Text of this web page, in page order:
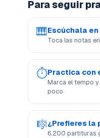
Para seguir
🎹Escúchala
Toca las notas
⏱Practica con
Marca el tempo
poco
🎼¿Prefieres la
6.200 partituras